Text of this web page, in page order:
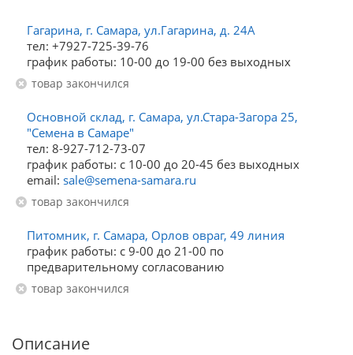
Гагарина, г. Самара, ул.Гагарина, д. 24А
тел: +7927-725-39-76
график работы: 10-00 до 19-00 без выходных
Товар закончился
Основной склад, г. Самара, ул.Стара-Загора 25,
"Семена в Самаре"
тел: 8-927-712-73-07
график работы: с 10-00 до 20-45 без выходных
email: sale@semena-samara.ru
Товар закончился
Питомник, г. Самара, Орлов овраг, 49 линия
график работы: с 9-00 до 21-00 по
предварительному согласованию
Товар закончился
Описание